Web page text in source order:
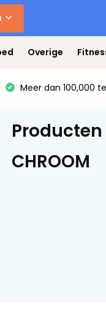
Overige
Meer dan 100,000
Producten
CHROOM